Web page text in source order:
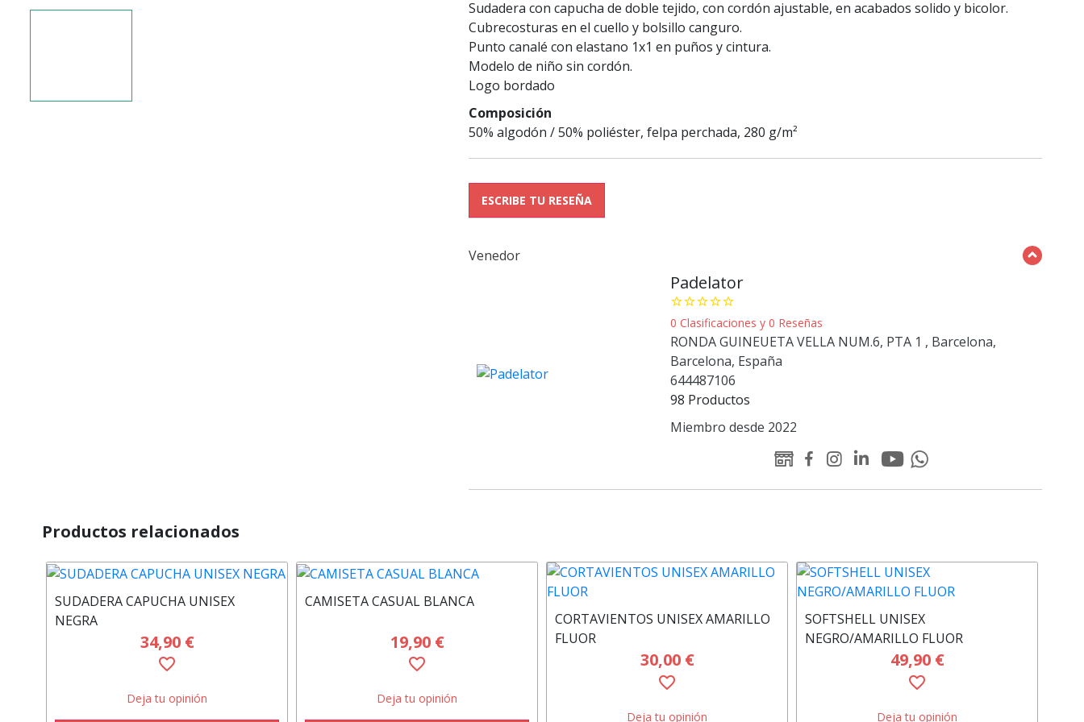
Sudadera con capucha de doble tejido, con cordón ajustable, en acabados solido y bicolor.
Cubrecosturas en el cuello y bolsillo canguro.
Punto canalé con elastano 1x1 en puños y cintura.
Modelo de niño sin cordón.
Logo bordado
Composición
50% algodón / 50% poliéster, felpa perchada, 280 g/m²
ESCRIBE TU RESEÑA
Venedor
Padelator
star_borderstar_borderstar_borderstar_borderstar_border
0 Clasificaciones y 0 Reseñas
RONDA GUINEUETA VELLA NUM.6, PTA 1 , Barcelona,
Barcelona, España
644487106
98 Productos
Miembro desde 2022
WEB
Facebook
Instagram
Linked-
Padelator
Youtube
Padelator
Whatsapp
Productos relacionados
SUDADERA CAPUCHA UNISEX
NEGRA
34,90 €
favorite_border
Deja tu opinión
CAMISETA CASUAL BLANCA
19,90 €
favorite_border
Deja tu opinión
CORTAVIENTOS UNISEX AMARILLO
FLUOR
30,00 €
favorite_border
Deja tu opinión
SOFTSHELL UNISEX
NEGRO/AMARILLO FLUOR
49,90 €
favorite_border
Deja tu opinión